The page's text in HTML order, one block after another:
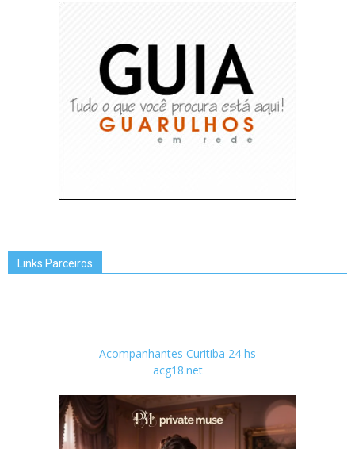
Links Parceiros
Acompanhantes Curitiba 24 hs
acg18.net